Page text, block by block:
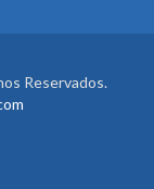
Reservados.